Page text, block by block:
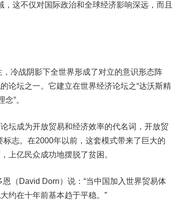
，这不仅对国际政治和全球经济影响深远，而且
战阴影下全世界形成了对立的意识形态阵
论坛之一。它建立在世界经济论坛之“达沃斯精
”。
成为开放贸易和经济效率的代名词，开放贸
志。在2000年以前，这套模式带来了巨大的
上亿民众成功地摆脱了贫困。
（David Dorn）说：“当中国加入世界贸易体
约在十年前基本趋于平稳。”